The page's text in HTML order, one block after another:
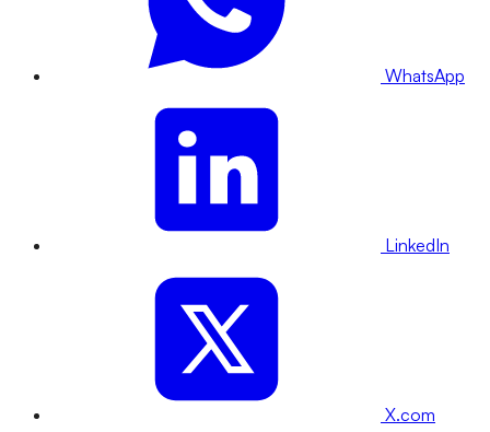
WhatsApp
LinkedIn
X.com